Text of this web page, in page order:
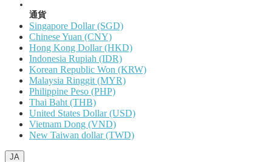
通貨
Singapore Dollar (SGD)
Chinese Yuan (CNY)
Hong Kong Dollar (HKD)
Indonesia Rupiah (IDR)
Korean Republic Won (KRW)
Malaysia Ringgit (MYR)
Philippine Peso (PHP)
Thai Baht (THB)
United States Dollar (USD)
Vietnam Dong (VND)
New Taiwan dollar (TWD)
JA